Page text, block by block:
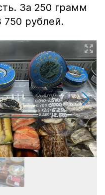
За 250 грамм
750 рублей.